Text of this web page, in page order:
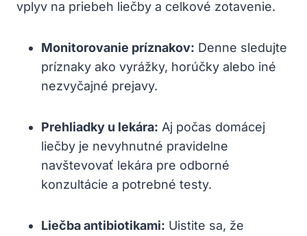
vplyv na priebeh liečby a celkové zotavenie.
Monitorovanie ‌príznakov: Denne sledujte
príznaky ako vyrážky, horúčky‍ alebo iné
nezvyčajné prejavy.
Prehliadky u lekára: Aj počas domácej
liečby je nevyhnutné pravidelne
navštevovať ⁢lekára pre odborné
konzultácie a potrebné testy.
Liečba antibiotikami: Uistite⁢ sa, že